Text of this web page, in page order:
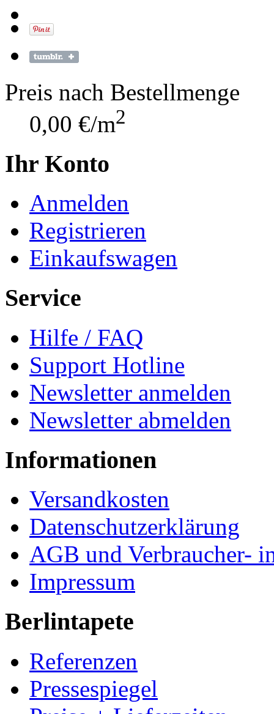
Preis nach Bestellmenge
0,00 €/m2
Ihr Konto
Anmelden
Registrieren
Einkaufswagen
Service
Hilfe / FAQ
Support Hotline
Newsletter anmelden
Newsletter abmelden
Informationen
Versandkosten
Datenschutzerklärung
AGB und Verbraucher-
Impressum
Berlintapete
Referenzen
Pressespiegel